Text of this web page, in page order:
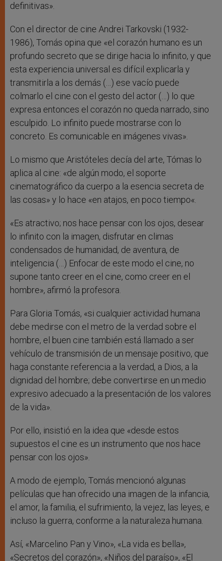
definitivas».
Con el director de cine Andrei Tarkovski (1932-
1986), Tomás opina que «el corazón humano es un
profundo secreto que se dirige hacia lo infinito, y que
esta experiencia universal es difícil explicarla y
transmitirla a los demás (…) ese vacío puede
colmarlo el cine con el gesto del actor (…) lo que
expresa entonces el corazón no queda narrado, sino
esculpido. Lo infinito puede mostrarse con lo
concreto. Es comunicable en imágenes vivas».
Lo mismo que Aristóteles decía del arte, Tómas lo
aplica al cine: «de algún modo, el soporte
cinematográfico da cuerpo a la esencia secreta de
las cosas» y lo hace «en atajos, en poco tiempo«.
«Es atractivo; nos hace pensar con los ojos, desear
lo infinito con la imagen, disfrutar en climas
condensados de humanidad, de aventura, de
inteligencia (…) Enfocar de este modo el cine, no
supone tanto creer en el cine, como creer en el
hombre», afirmó la profesora.
Para Gloria Tomás, «si cualquier actividad humana
debe medirse con el metro de la verdad sobre el
hombre, el buen cine también está llamado a ser
vehículo de transmisión de un mensaje positivo, que
haga constante referencia a la verdad, a Dios, a la
dignidad del hombre; debe convertirse en un medio
expresivo adecuado a la presentación de los valores
de la vida».
Por ello, insistió en la idea que «desde estos
supuestos el cine es un instrumento que nos hace
pensar con los ojos».
A modo de ejemplo, Tomás mencionó algunas
películas que han ofrecido una imagen de la infancia,
el amor, la familia, el sufrimiento, la vejez, las leyes, e
incluso la guerra, conforme a la naturaleza humana.
Así, «Marcelino Pan y Vino», «La vida es bella»,
«Secretos del corazón», «Niños del paraíso», «El